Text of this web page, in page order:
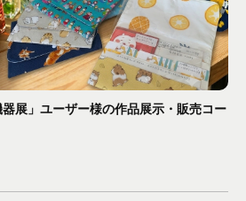
器展」ユーザー様の作品展示・販売コー